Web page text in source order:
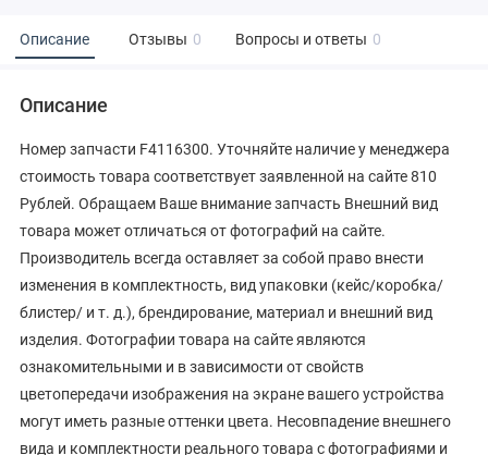
Описание Отзывы 0 Вопросы и ответы 0
Описание
Номер запчасти F4116300. Уточняйте наличие у менеджера
стоимость товара соответствует заявленной на сайте 810
Рублей. Обращаем Ваше внимание запчасть Внешний вид
товара может отличаться от фотографий на сайте.
Производитель всегда оставляет за собой право внести
изменения в комплектность, вид упаковки (кейс/коробка/
блистер/ и т. д.), брендирование, материал и внешний вид
изделия. Фотографии товара на сайте являются
ознакомительными и в зависимости от свойств
цветопередачи изображения на экране вашего устройства
могут иметь разные оттенки цвета. Несовпадение внешнего
вида и комплектности реального товара с фотографиями и